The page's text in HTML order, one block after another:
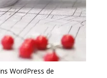
WordPress de